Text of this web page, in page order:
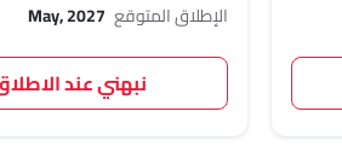
الإطلاق المتوقع May, 2027
نبهني عند